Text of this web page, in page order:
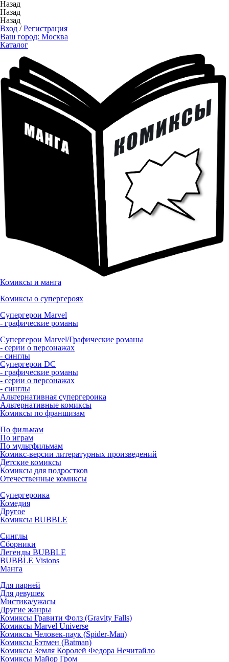
Назад
Назад
Назад
Вход /Регистрация
Ваш город: Москва
Каталог
Комиксы и манга
Комиксы о супергероях
Супергерои Marvel
- графические романы
Супергерои Marvel/Графические романы
- серии о персонажах
- синглы
Супергерои DC
- графические романы
- серии о персонажах
- синглы
Альтернативная супергероика
Альтернативные комиксы
Комиксы по франшизам
По фильмам
По играм
По мультфильмам
Комикс-версии литературных произведений
Детские комиксы
Комиксы для подростков
Отечественные комиксы
Супергероика
Комедия
Другое
Комиксы BUBBLE
Синглы
Сборники
Легенды BUBBLE
BUBBLE Visions
Манга
Для парней
Для девушек
Мистика/ужасы
Другие жанры
Комиксы Гравити Фолз (Gravity Falls)
Комиксы Marvel Universe
Комиксы Человек-паук (Spider-Man)
Комиксы Бэтмен (Batman)
Комиксы Земля Королей Федора Нечитайло
Комиксы Майор Гром